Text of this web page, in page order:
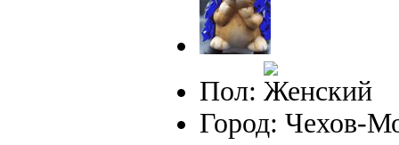
Пол:
Город: Чехов-